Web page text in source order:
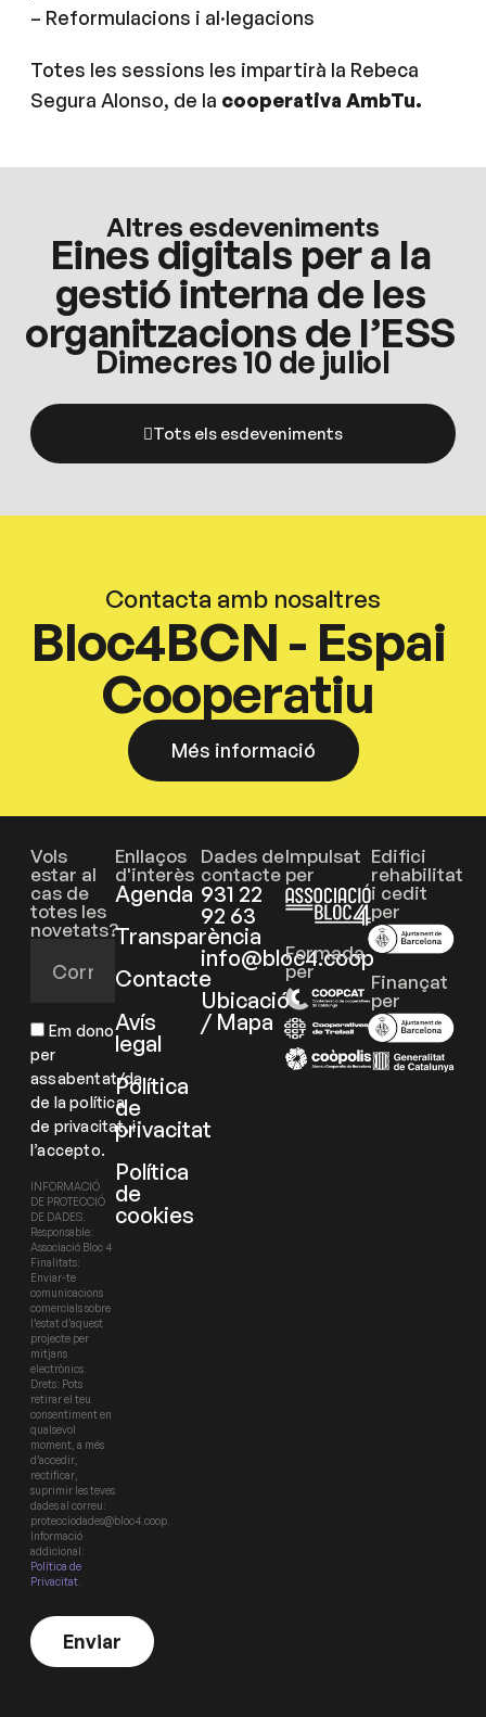
– Reformulacions i al·legacions
Totes les sessions les impartirà la Rebeca
Segura Alonso, de la cooperativa AmbTu.
Altres esdeveniments
Eines digitals per a la
gestió interna de les
organitzacions de l’ESS
Dimecres 10 de juliol
Tots els esdeveniments
Contacta amb nosaltres
Bloc4BCN - Espai
Cooperatiu
Més informació
Vols
estar al
cas de
totes les
novetats?
Em dono
per
assabentat/da
de la política
de privacitat, i
l’accepto.
INFORMACIÓ
DE PROTECCIÓ
DE DADES.
Responsable:
Associació Bloc 4
Finalitats:
Enviar-te
comunicacions
comercials sobre
l’estat d’aquest
projecte per
mitjans
electrònics.
Drets: Pots
retirar el teu
consentiment en
qualsevol
moment, a més
d’accedir,
rectificar,
suprimir les teves
dades al correu:
protecciodades@bloc4.coop.
Informació
addicional:
Política de
Privacitat
Enviar
Enllaços
d'interès
Agenda
Transparència
Contacte
Avís
legal
Política
de
privacitat
Política
de
cookies
Dades de
contacte
931 22
92 63
info@bloc4.coop
Ubicació
/ Mapa
Impulsat
per
Formada
per
Edifici
rehabilitat
i cedit
per
Finançat
per